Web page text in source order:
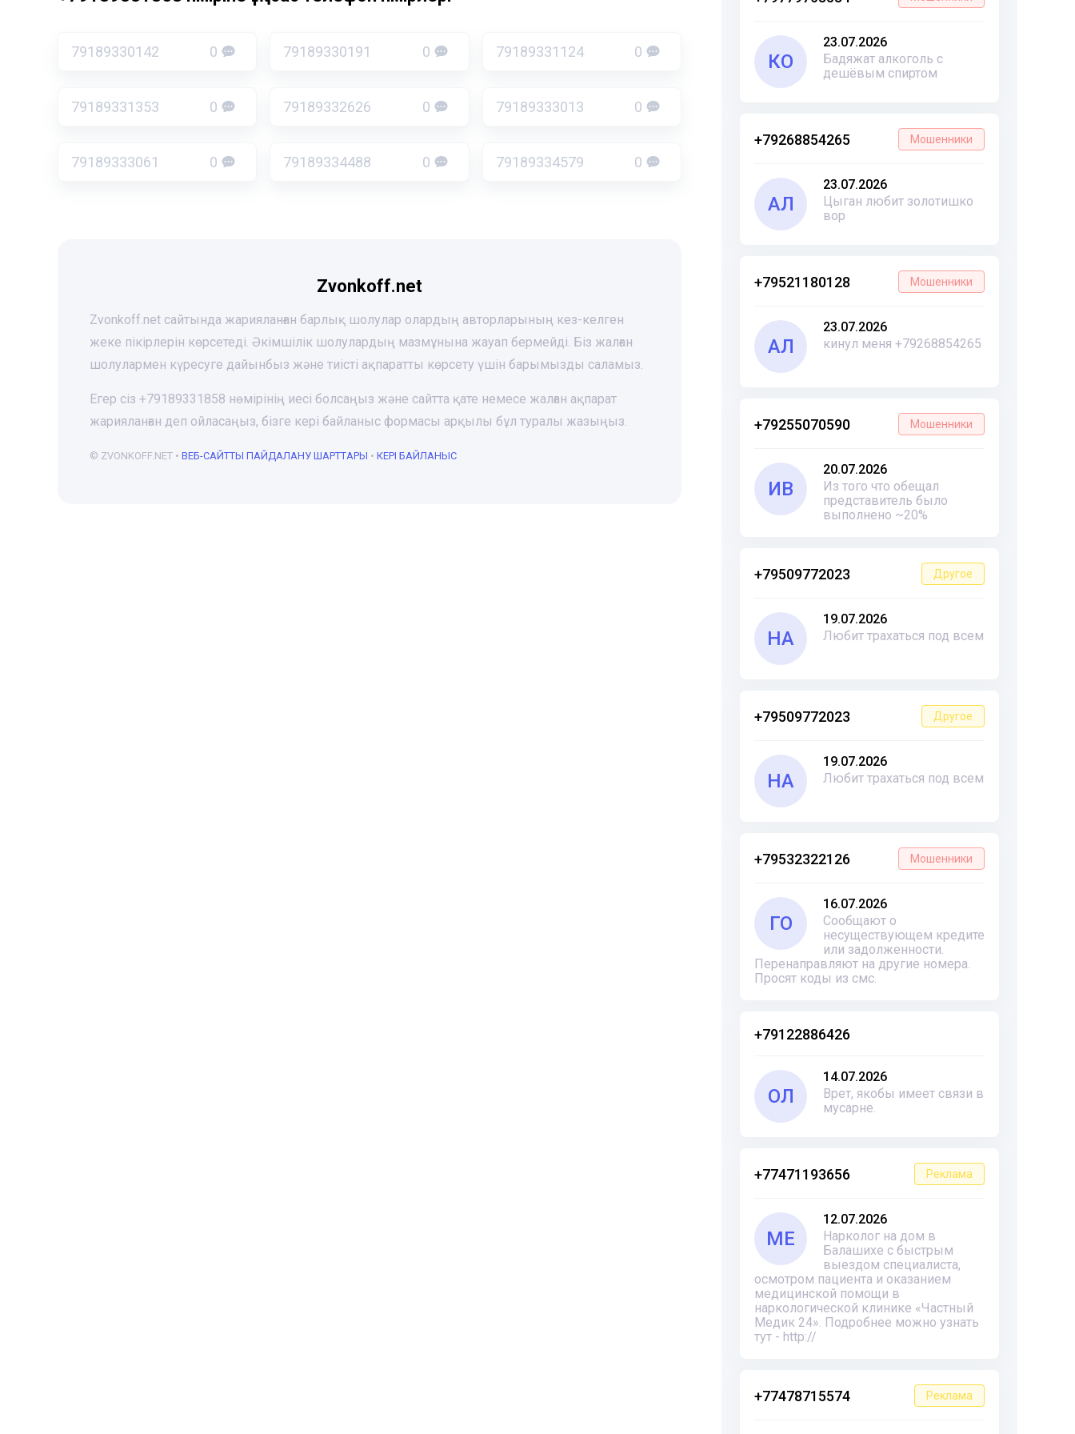
КО
23.07.2026
Бадяжат алкоголь с
дешёвым спиртом
+79268854265 Мошенники
АЛ
23.07.2026
Цыган любит золотишко
вор
+79521180128 Мошенники
АЛ
23.07.2026
кинул меня +79268854265
+79255070590 Мошенники
ИВ
20.07.2026
Из того что обещал
представитель было
выполнено ~20%
+79509772023 Другое
НА
19.07.2026
Любит трахаться под всем
+79509772023 Другое
НА
19.07.2026
Любит трахаться под всем
+79532322126 Мошенники
ГО
16.07.2026
Сообщают о
несуществующем кредите
или задолженности.
Перенаправляют на другие номера.
Просят коды из смс.
+79122886426
ОЛ
14.07.2026
Врет, якобы имеет связи в
мусарне.
+77471193656 Реклама
ME
12.07.2026
Нарколог на дом в
Балашихе с быстрым
выездом специалиста,
осмотром пациента и оказанием
медицинской помощи в
наркологической клинике «Частный
Медик 24». Подробнее можно узнать
тут - http://
+77478715574 Реклама
79189330142 0 79189330191 0 79189331124 0
79189331353 0 79189332626 0 79189333013 0
79189333061 0 79189334488 0 79189334579 0
Zvonkoff.net
Zvonkoff.net сайтында жарияланған барлық шолулар олардың авторларының кез-келген
жеке пікірлерін көрсетеді. Әкімшілік шолулардың мазмұнына жауап бермейді. Біз жалған
шолулармен күресуге дайынбыз және тиісті ақпаратты көрсету үшін барымызды саламыз.
Егер сіз +79189331858 нөмірінің иесі болсаңыз және сайтта қате немесе жалған ақпарат
жарияланған деп ойласаңыз, бізге кері байланыс формасы арқылы бұл туралы жазыңыз.
© ZVONKOFF.NET • ВЕБ-CАЙТТЫ ПАЙДАЛАНУ ШАРТТАРЫ • КЕРІ БАЙЛАНЫС